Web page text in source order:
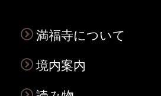
満福寺について
境内案内